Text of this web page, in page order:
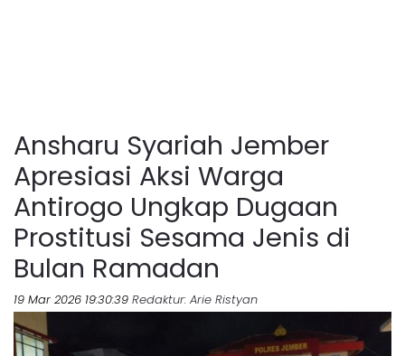
Ansharu Syariah Jember
Apresiasi Aksi Warga
Antirogo Ungkap Dugaan
Prostitusi Sesama Jenis di
Bulan Ramadan
19 Mar 2026 19:30:39 Redaktur: Arie Ristyan